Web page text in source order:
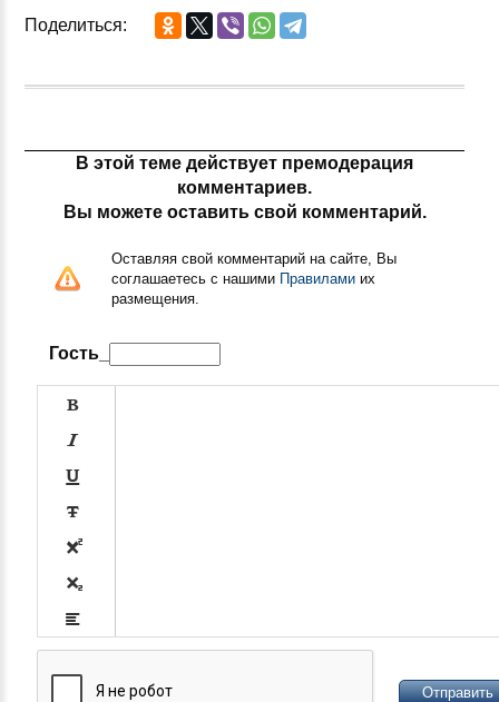
Поделиться:
В этой теме действует премодерация
комментариев.
Вы можете оставить свой комментарий.
Оставляя свой комментарий на сайте, Вы
соглашаетесь с нашими Правилами их
размещения.
Гость_







